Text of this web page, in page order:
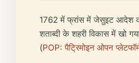
1762 में फ्रांस में जेसुइट आदेश को
शताब्दी के शहरी विकास में खो
(POP: पैट्रिमोइन ओपन